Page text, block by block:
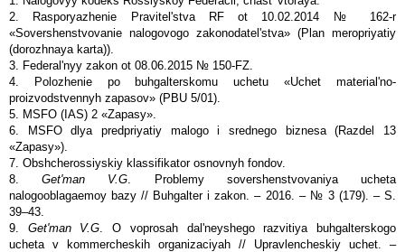
2. Rasporyazhenie Pravitel'stva RF ot 10.02.2014 № 162-r
«Sovershenstvovanie nalogovogo zakonodatel'stva» (Plan meropriyatiy
(dorozhnaya karta)).
3. Federal'nyy zakon ot 08.06.2015 № 150-FZ.
4. Polozhenie po buhgalterskomu uchetu «Uchet material'no-
proizvodstvennyh zapasov» (PBU 5/01).
5. MSFO (IAS) 2 «Zapasy».
6. MSFO dlya predpriyatiy malogo i srednego biznesa (Razdel 13
«Zapasy»).
7. Obshcherossiyskiy klassifikator osnovnyh fondov.
8.Get'man V.G . Problemy sovershenstvovaniya ucheta
nalogooblagaemoy bazy // Buhgalter i zakon. – 2016. – № 3 (179). – S.
39–43.
9. Get'man V.G . O voprosah dal'neyshego razvitiya buhgalterskogo
ucheta v kommercheskih organizaciyah // Upravlencheskiy uchet. –